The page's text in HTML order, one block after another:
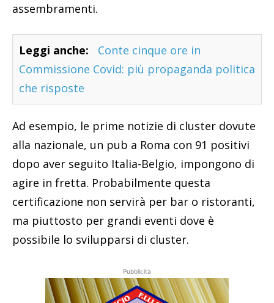
assembramenti.
Leggi anche:
Conte cinque ore in
Commissione Covid: più propaganda politica
che risposte
Ad esempio, le prime notizie di cluster dovute
alla nazionale, un pub a Roma con 91 positivi
dopo aver seguito Italia-Belgio, impongono di
agire in fretta. Probabilmente questa
certificazione non servirà per bar o ristoranti,
ma piuttosto per grandi eventi dove è
possibile lo svilupparsi di cluster.
Pubblicità